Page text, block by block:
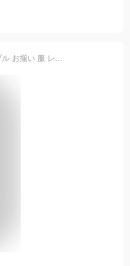
ペアルック パーカー アウター ブランド ペアルック カップル お揃い 服 レディース おしゃれ 春 カップル ペアルックトレーナー 大きいサイズ リンクコーデ ペアルック 冬 カップル カップル お揃い プレゼント コーデ メンズ ブランド かわいい 秋 カップル ペアルック